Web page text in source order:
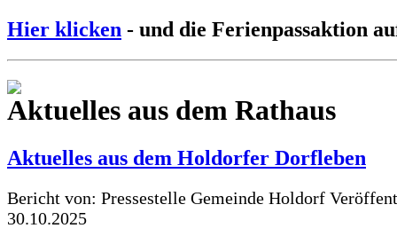
Hier klicken - und die Ferienpassaktion
Aktuelles aus dem Rathaus
Aktuelles aus dem Holdorfer Dorfleben
Bericht von: Pressestelle Gemeinde Holdorf
30.10.2025